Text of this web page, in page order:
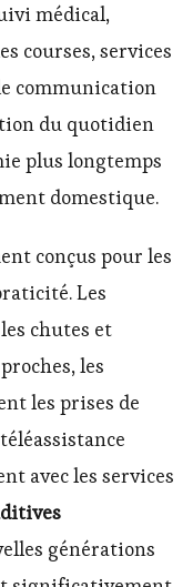
médical,
courses, services
communication
du quotidien
plus longtemps
domestique.
conçus pour les
Les
chutes et
les
les prises de
avec les services
générations